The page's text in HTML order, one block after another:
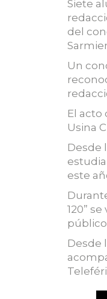
Siete
del
Un
El acto
Usina
Desde
este
120”
Desde